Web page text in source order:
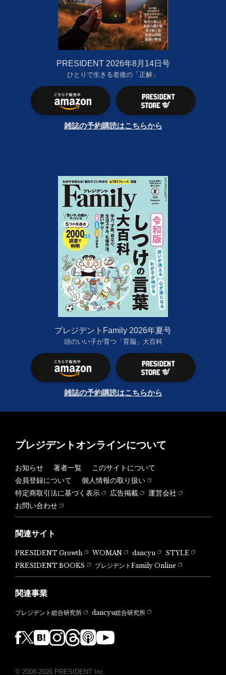
PRESIDENT 2026年8月14日号
ひとりで生きる老後の「正解」
雑誌の予約購読はこちらから
プレジデントFamily 2026年夏号
頭のいい子が育つ「育脳」大百科
雑誌の予約購読はこちらから
プレジデントオンラインについて
お知らせ 著者一覧
このサイトについて
会員登録について
個人情報の取り扱い
特定商取引法に基づく表示
広告掲載
運営会社
お問い合わせ
関連サイト
PRESIDENT Growth WOMAN dancyu
STYLE
PRESIDENT BOOKS
プレジデントFamily Online
関連事業
プレジデント総合研究所 dancyu総合研究所
© 2008-2026 PRESIDENT Inc.